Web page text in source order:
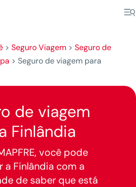
> Seguro Viagem> Seguro de
> Seguro de viagem para
de viagem
Finlândia
você pode
a Finlândia com a
de saber que está